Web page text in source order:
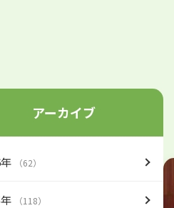
アーカイブ
（62）
（118）